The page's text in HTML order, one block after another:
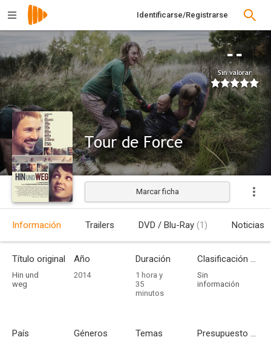
Identificarse/Registrarse
--
Sin valorar
Tour de Force
Estrenada
Marcar ficha
Información Trailers DVD / Blu-Ray (1) Noticias
Título original
Hin und
weg
Año
2014
Duración
1 hora y
35
minutos
Clasificación por edades
Sin
información
País Géneros Temas Presupuesto - Ingresos